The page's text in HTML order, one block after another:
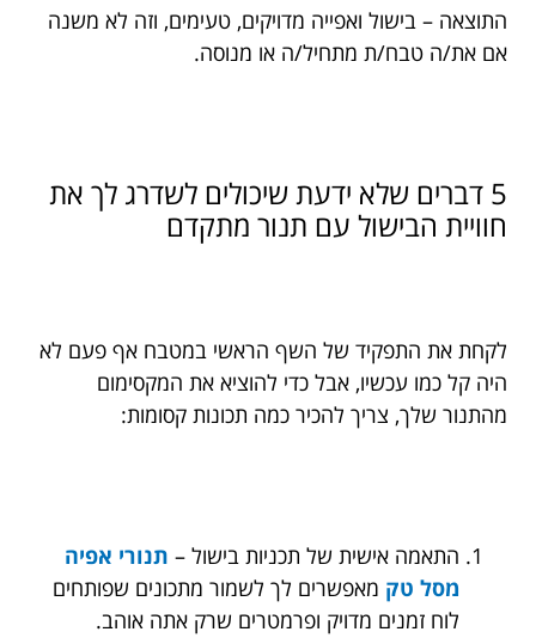
התוצאה – בישול ואפייה מדויקים, טעימים, וזה לא משנה
אם את/ה טבח/ת מתחיל/ה או מנוסה.
5 דברים שלא ידעת שיכולים לשדרג לך את
חוויית הבישול עם תנור מתקדם
לקחת את התפקיד של השף הראשי במטבח אף פעם לא
היה קל כמו עכשיו, אבל כדי להוציא את המקסימום
מהתנור שלך, צריך להכיר כמה תכונות קסומות:
התאמה אישית של תכניות בישול – תנורי אפיה
מסל טק מאפשרים לך לשמור מתכונים שפותחים
לוח זמנים מדויק ופרמטרים שרק אתה אוהב.